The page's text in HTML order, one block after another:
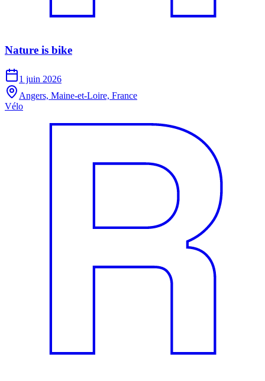
Nature is bike
1 juin 2026
Angers, Maine-et-Loire, France
Vélo